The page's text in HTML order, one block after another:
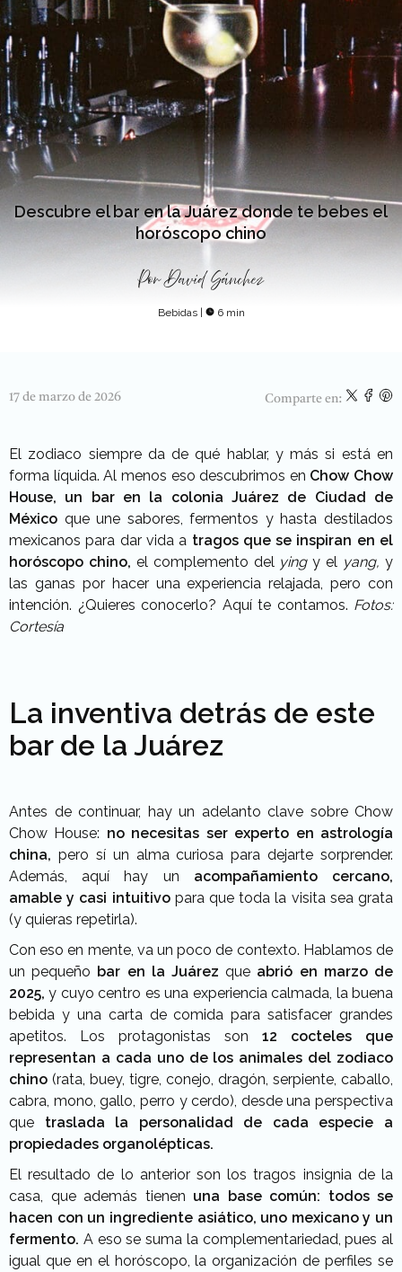
Descubre el bar en la Juárez donde te bebes el
horóscopo chino
PorDavid Sánchez
Bebidas 6 min
17 de marzo de 2026 Comparte en:
El zodiaco siempre da de qué hablar, y más si está en
forma líquida. Al menos eso descubrimos en Chow Chow
House, un bar en la colonia Juárez de Ciudad de
México que une sabores, fermentos y hasta destilados
mexicanos para dar vida a tragos que se inspiran en el
horóscopo chino, el complemento delyingy el yang, y
las ganas por hacer una experiencia relajada, pero con
intención. ¿Quieres conocerlo? Aquí te contamos. Fotos:
Cortesía
La inventiva detrás de este
bar de la Juárez
Antes de continuar, hay un adelanto clave sobre Chow
Chow House: no necesitas ser experto en astrología
china, pero sí un alma curiosa para dejarte sorprender.
Además, aquí hay un acompañamiento cercano,
amable y casi intuitivopara que toda la visita sea grata
(y quieras repetirla).
Con eso en mente, va un poco de contexto. Hablamos de
un pequeño bar en la Juárez que abrió en marzo de
2025,y cuyo centro es una experiencia calmada, la buena
bebida y una carta de comida para satisfacer grandes
apetitos. Los protagonistas son 12 cocteles que
representan a cada uno de los animales del zodiaco
chino (rata, buey, tigre, conejo, dragón, serpiente, caballo,
cabra, mono, gallo, perro y cerdo), desde una perspectiva
que traslada la personalidad de cada especie a
propiedades organolépticas.
El resultado de lo anterior son los tragos insignia de la
casa, que además tienen una base común: todos se
hacen con un ingrediente asiático, uno mexicano y un
fermento. A eso se suma la complementariedad, pues al
igual que en el horóscopo, la organización de perfiles se